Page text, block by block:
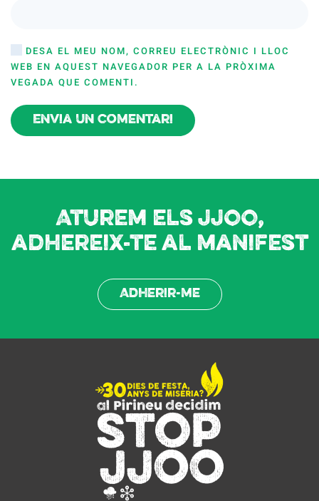
DESA EL MEU NOM, CORREU ELECTRÒNIC I LLOC
WEB EN AQUEST NAVEGADOR PER A LA PRÒXIMA
VEGADA QUE COMENTI.
Envia un comentari
Aturem els JJOO,
adhereix-te al manifest
Adherir-me